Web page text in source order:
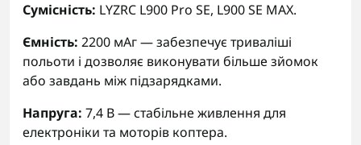
Сумісність: LYZRC L900 Pro SE, L900 SE MAX.
Ємність: 2200 мАг — забезпечує триваліші
польоти і дозволяє виконувати більше зйомок
або завдань між підзарядками.
Напруга: 7,4 В — стабільне живлення для
електроніки та моторів коптера.